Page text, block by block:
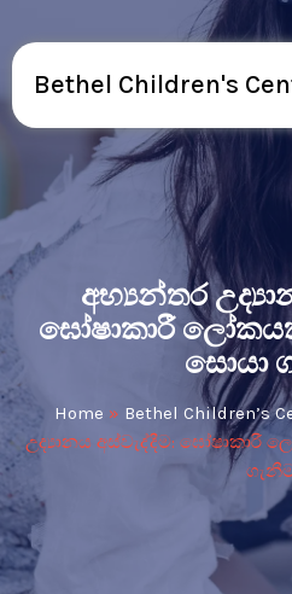
Bethel Children's
අභ්‍යන්තර
ඝෝෂාකාරී
සොයා
Home » Bethel Children’s
උද්‍යානය අස්වැද්දීම: ඝෝෂාකාරී